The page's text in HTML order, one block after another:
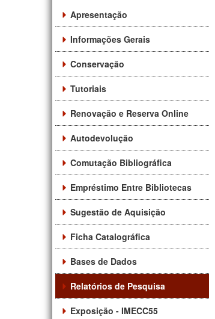
Apresentação
Informações Gerais
Conservação
Tutoriais
Renovação e Reserva Online
Autodevolução
Comutação Bibliográfica
Empréstimo Entre Bibliotecas
Sugestão de Aquisição
Ficha Catalográfica
Bases de Dados
Relatórios de Pesquisa
Exposição - IMECC55